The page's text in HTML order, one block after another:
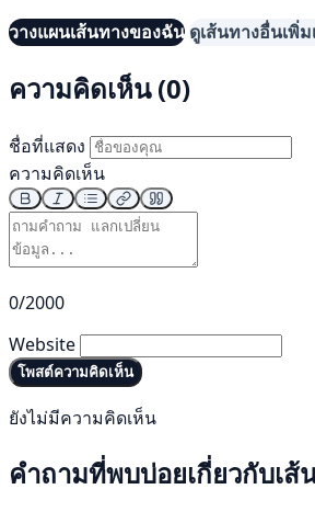
วางแผนเส้นทางของฉัน ดูเส้นทางอื่นเพิ่ม
ความคิดเห็น (0)
ชื่อที่แสดง
ความคิดเห็น
0/2000
Website
โพสต์ความคิดเห็น
ยังไม่มีความคิดเห็น
คำถามที่พบบ่อยเกี่ยวกับเส้